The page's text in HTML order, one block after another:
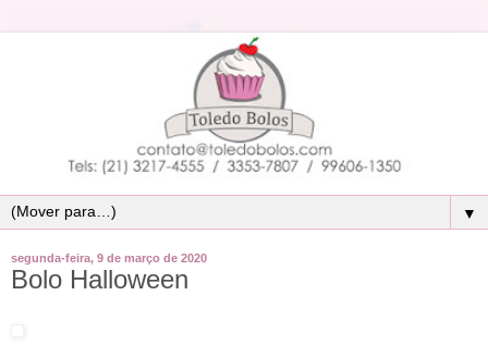
▼
segunda-feira, 9 de março de 2020
Bolo Halloween